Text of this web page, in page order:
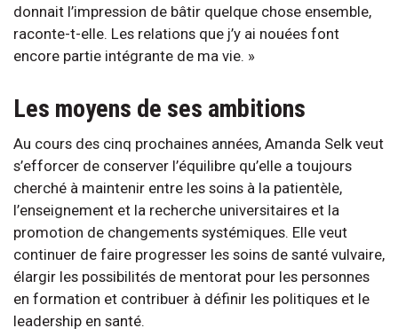
donnait l’impression de bâtir quelque chose ensemble,
raconte-t-elle. Les relations que j’y ai nouées font
encore partie intégrante de ma vie. »
Les moyens de ses ambitions
Au cours des cinq prochaines années, Amanda Selk veut
s’efforcer de conserver l’équilibre qu’elle a toujours
cherché à maintenir entre les soins à la patientèle,
l’enseignement et la recherche universitaires et la
promotion de changements systémiques. Elle veut
continuer de faire progresser les soins de santé vulvaire,
élargir les possibilités de mentorat pour les personnes
en formation et contribuer à définir les politiques et le
leadership en santé.